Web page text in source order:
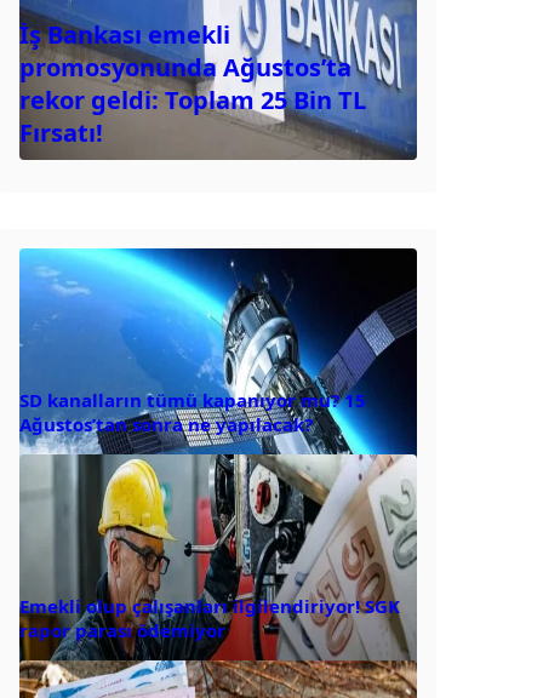
İş Bankası emekli
promosyonunda Ağustos’ta
rekor geldi: Toplam 25 Bin TL
Fırsatı!
SD kanalların tümü kapanıyor mu? 15
Ağustos’tan sonra ne yapılacak?
Emekli olup çalışanları ilgilendiriyor! SGK
rapor parası ödemiyor